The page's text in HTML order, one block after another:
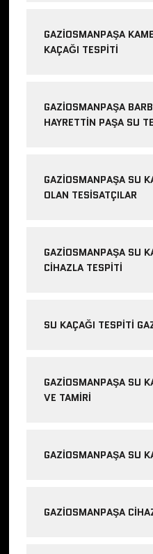
GAZIOSMANPAŞA
KAÇAĞI TESPITI
GAZIOSMANPAŞA
HAYRETTIN PAŞA SU
GAZIOSMANPAŞA SU
OLAN TESISATÇILAR
GAZIOSMANPAŞA SU
CIHAZLA TESPITI
SU KAÇAĞI TESPITI
GAZIOSMANPAŞA SU
VE TAMIRI
GAZIOSMANPAŞA SU
GAZIOSMANPAŞA